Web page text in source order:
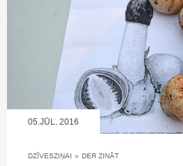
05.JŪL, 2016
DZĪVESZIŅAI » DER ZINĀT